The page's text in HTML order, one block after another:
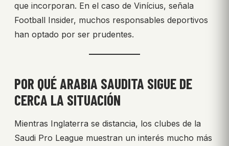
que incorporan. En el caso de Vinícius, señala
Football Insider, muchos responsables deportivos
han optado por ser prudentes.
POR QUÉ ARABIA SAUDITA SIGUE DE
CERCA LA SITUACIÓN
Mientras Inglaterra se distancia, los clubes de la
Saudi Pro League muestran un interés mucho más